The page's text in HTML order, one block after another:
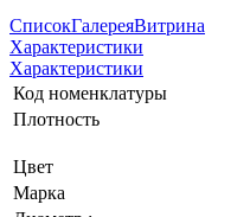
СписокГалереяВитрина
Характеристики
Характеристики
Код номенклатуры
Плотность
Цвет
Марка